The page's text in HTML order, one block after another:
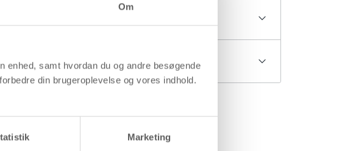
Om
enhed, samt hvordan du og andre besøgende
din brugeroplevelse og vores indhold.
Marketing